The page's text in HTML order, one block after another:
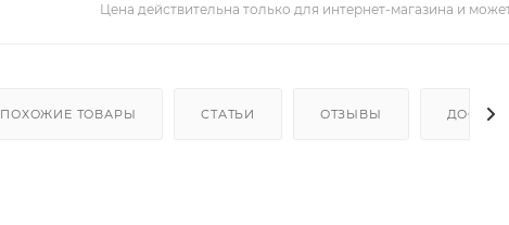
Цена действительна только для интернет-магазина и
ПОХОЖИЕ ТОВАРЫ СТАТЬИ ОТЗЫВЫ